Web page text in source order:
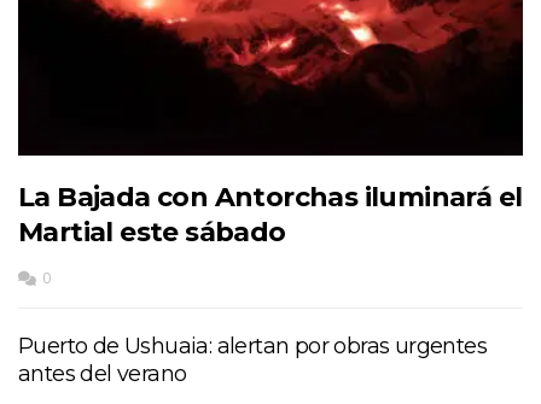
La Bajada con Antorchas iluminará el
Martial este sábado
0
Puerto de Ushuaia: alertan por obras urgentes
antes del verano